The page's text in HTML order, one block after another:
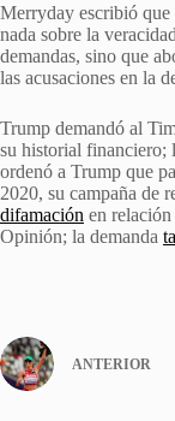
Merryday escribió que
nada sobre la
demandas, sino que
las acusaciones en la
Trump demandó al
su historial financiero;
ordenó a Trump que
2020, su campaña de
difamación en
Opinión; la demanda
ANTERIOR